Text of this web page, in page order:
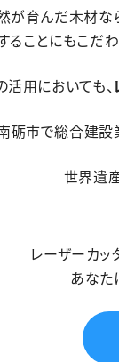
が育んだ木材な
ることにもこだ
用においても、
世界遺
レーザーカ
あなた